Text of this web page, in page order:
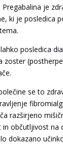
je
ki je posledica
posledica
zoster
se to
razširjeno
občutljivost na
dokazano